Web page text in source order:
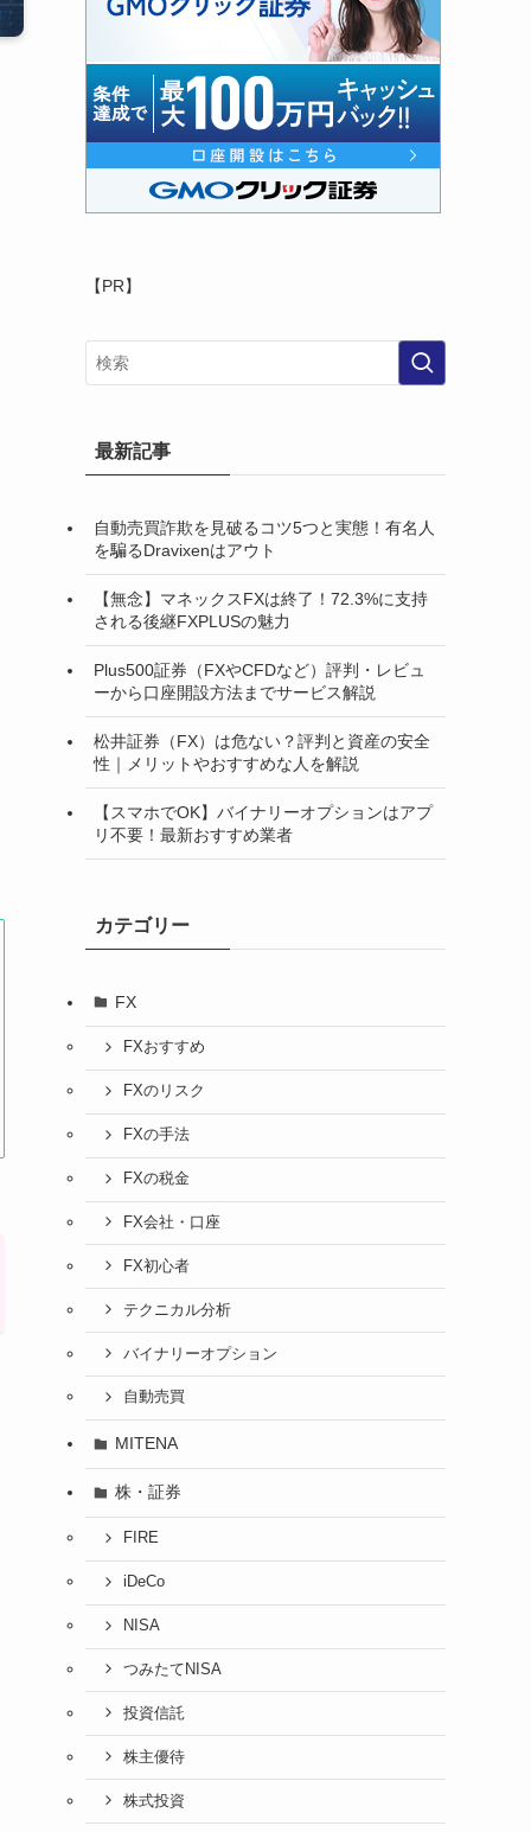
【PR】
最新記事
自動売買詐欺を見破るコツ5つと実態！有名人
を騙るDravixenはアウト
【無念】マネックスFXは終了！72.3%に支持
される後継FXPLUSの魅力
Plus500証券（FXやCFDなど）評判・レビュ
ーから口座開設方法までサービス解説
松井証券（FX）は危ない？評判と資産の安全
性｜メリットやおすすめな人を解説
【スマホでOK】バイナリーオプションはアプ
リ不要！最新おすすめ業者
カテゴリー
FX
FXおすすめ
FXのリスク
FXの手法
FXの税金
FX会社・口座
FX初心者
テクニカル分析
バイナリーオプション
自動売買
MITENA
株・証券
FIRE
iDeCo
NISA
つみたてNISA
投資信託
株主優待
株式投資